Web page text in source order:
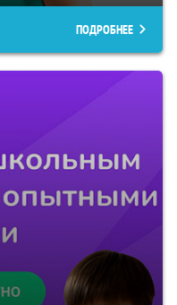
ПОДРОБНЕЕ